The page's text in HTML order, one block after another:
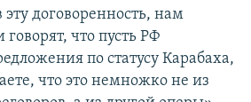
договоренность, нам
что пусть РФ
по статусу Карабаха,
что это немножко не из